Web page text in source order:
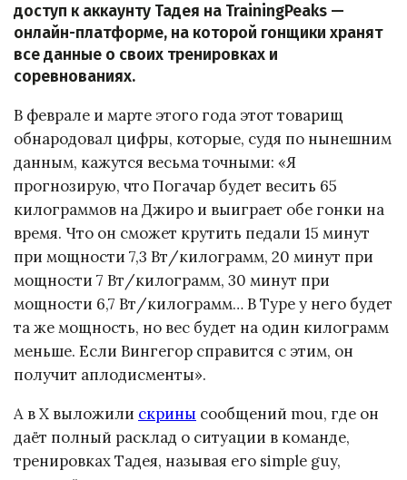
доступ к аккаунту Тадея на TrainingPeaks —
онлайн-платформе, на которой гонщики хранят
все данные о своих тренировках и
соревнованиях.
В феврале и марте этого года этот товарищ
обнародовал цифры, которые, судя по нынешним
данным, кажутся весьма точными: «Я
прогнозирую, что Погачар будет весить 65
килограммов на Джиро и выиграет обе гонки на
время. Что он сможет крутить педали 15 минут
при мощности 7,3 Вт/килограмм, 20 минут при
мощности 7 Вт/килограмм, 30 минут при
мощности 6,7 Вт/килограмм… В Туре у него будет
та же мощность, но вес будет на один килограмм
меньше. Если Вингегор справится с этим, он
получит аплодисменты».
А в X выложили скрины сообщений mou, где он
даёт полный расклад о ситуации в команде,
тренировках Тадея, называя его simple guy,